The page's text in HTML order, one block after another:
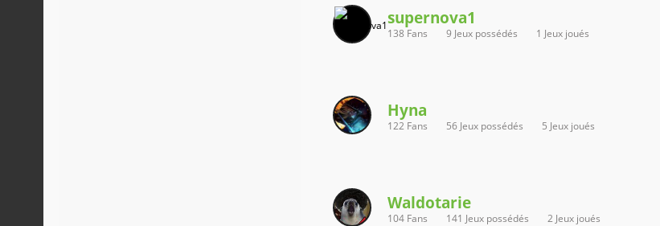
supernova1
138 Fans 9 Jeux possédés 1 Jeux joués
Hyna
122 Fans 56 Jeux possédés 5 Jeux joués
Waldotarie
104 Fans 141 Jeux possédés 2 Jeux joués